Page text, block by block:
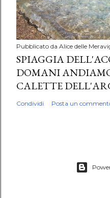
Pubblicato da Alice delle
SPIAGGIA
DOMANI
CALETTE
Condividi Posta un